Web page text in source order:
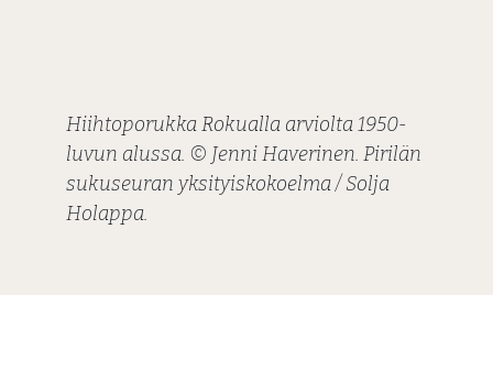
Hiihtoporukka Rokualla arviolta 1950-
luvun alussa. © Jenni Haverinen. Pirilän
sukuseuran yksityiskokoelma / Solja
Holappa.